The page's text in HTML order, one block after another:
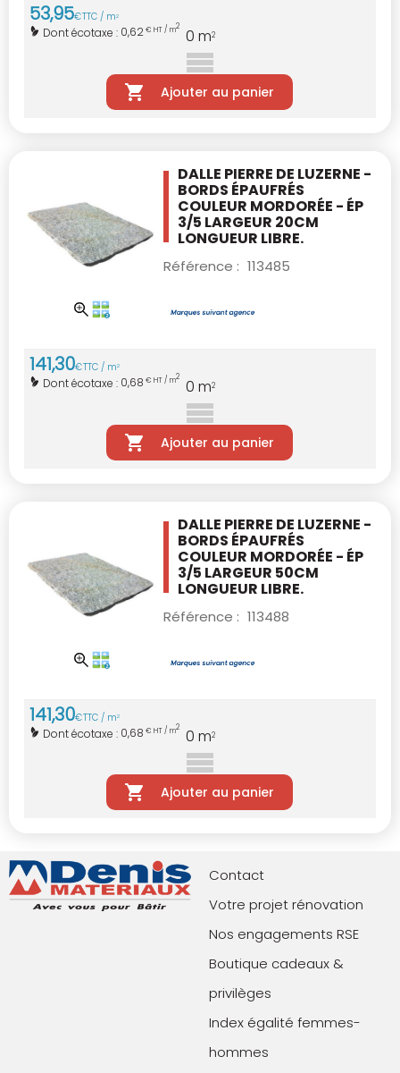
53,95€TTC / m2
Dont écotaxe : 0,62€ HT / m2 0 m2
Ajouter au panier
DALLE PIERRE DE LUZERNE -
BORDS ÉPAUFRÉS
COULEUR MORDORÉE - ÉP
3/5 LARGEUR 20CM
LONGUEUR LIBRE.
Référence : 113485
141,30€TTC / m2
Dont écotaxe : 0,68 € HT / m2 0 m2
Ajouter au panier
DALLE PIERRE DE LUZERNE -
BORDS ÉPAUFRÉS
COULEUR MORDORÉE - ÉP
3/5 LARGEUR 50CM
LONGUEUR LIBRE.
Référence : 113488
141,30€TTC / m2
Dont écotaxe : 0,68 € HT / m2 0 m2
Ajouter au panier
Contact
Votre projet rénovation
Nos engagements RSE
Boutique cadeaux &
privilèges
Index égalité femmes-
hommes